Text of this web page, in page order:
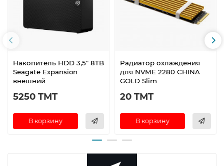
Накопитель HDD 3,5" 8TB
Seagate Expansion
внешний
5250 TMT
В корзину
Радиатор охлаждения
для NVME 2280 CHINA
GOLD Slim
20 TMT
В корзину